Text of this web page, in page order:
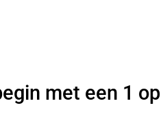
met een 1